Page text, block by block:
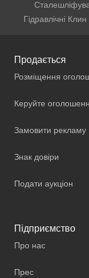
Гідравлічні Клин
Продається
Розміщення
Керуйте
Замовити рекламу
Знак довіри
Подати аукціон
Підприємство
Про нас
Прес